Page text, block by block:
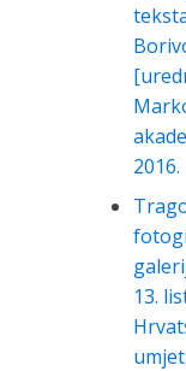
2016.
13.